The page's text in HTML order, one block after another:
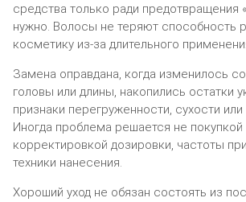
средства только ради предотвращения
нужно. Волосы не теряют способность
косметику из-за длительного
Замена оправдана, когда изменилось
головы или длины, накопились остатки
признаки перегруженности, сухости
Иногда проблема решается не покупкой
корректировкой дозировки, частоты
техники нанесения.
Хороший уход не обязан состоять из